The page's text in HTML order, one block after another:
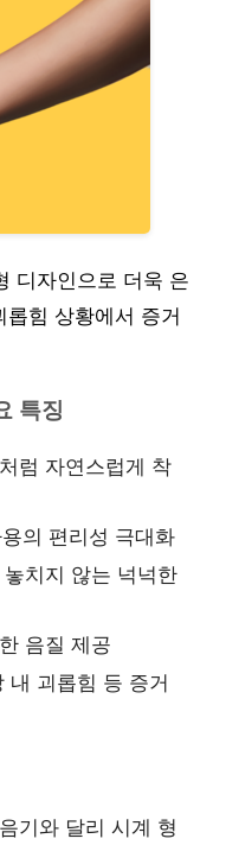
디자인으로 더욱 은
힘 상황에서 증거
특징
럼 자연스럽게 착
의 편리성 극대화
치지 않는 넉넉한
음질 제공
내 괴롭힘 등 증거
기와 달리 시계 형